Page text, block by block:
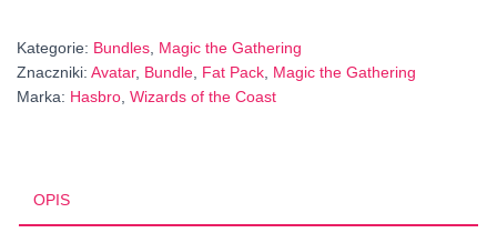
Kategorie: Bundles Magic the Gathering
Znaczniki: Avatar, Bundle Fat Pack Magic the Gathering
Marka: Hasbro Wizards of the Coast
OPIS